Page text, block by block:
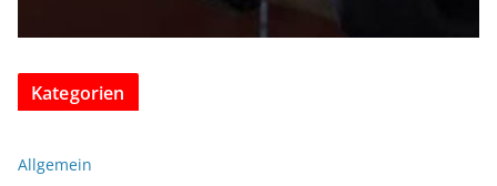
Kategorien
Allgemein